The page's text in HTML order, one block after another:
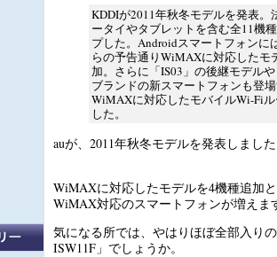
KDDIが2011年秋冬モデルを発表。
ータイやタブレットを含む全11機
プした。Androidスマートフォンに
らの予告通りWiMAXに対応したモ
加。さらに「IS03」の後継モデル
ブランドの新スマートフォンも登
WiMAXに対応したモバイルWi-Fi
した。
auが、2011年秋冬モデルを発表しまし
WiMAXに対応したモデルを4機種追加
WiMAX対応のスマートフォンが増えま
気になる所では、やはりほぼ全部入り
ISW11F」でしょうか。